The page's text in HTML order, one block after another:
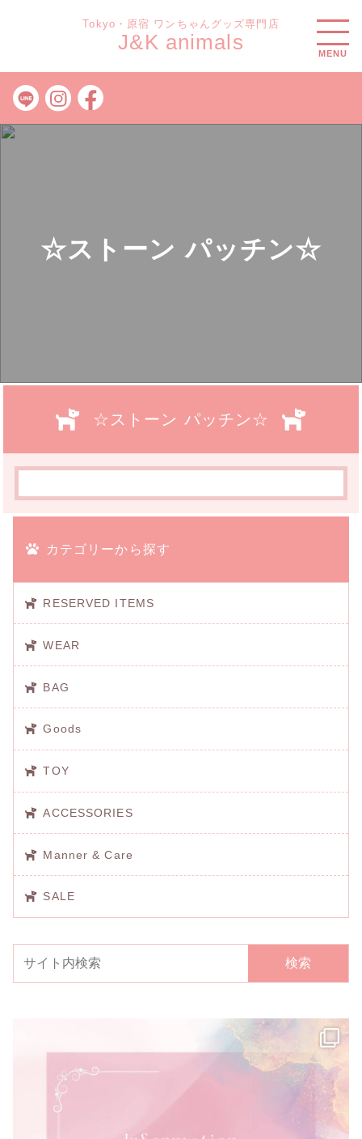
Tokyo・原宿 ワンちゃんグッズ専門店
J&K animals MENU
☆ストーン パッチン☆
☆ストーン パッチン☆
カテゴリーから探す
RESERVED ITEMS
WEAR
BAG
Goods
TOY
ACCESSORIES
Manner & Care
SALE
検索